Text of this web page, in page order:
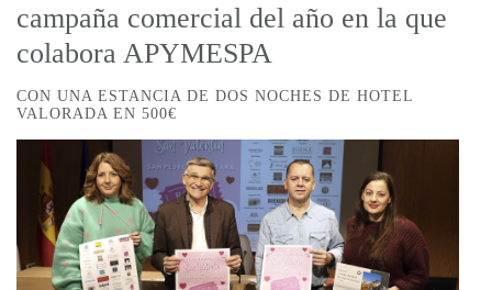
campaña comercial del año en la que
colabora APYMESPA
CON UNA ESTANCIA DE DOS NOCHES DE HOTEL
VALORADA EN 500€